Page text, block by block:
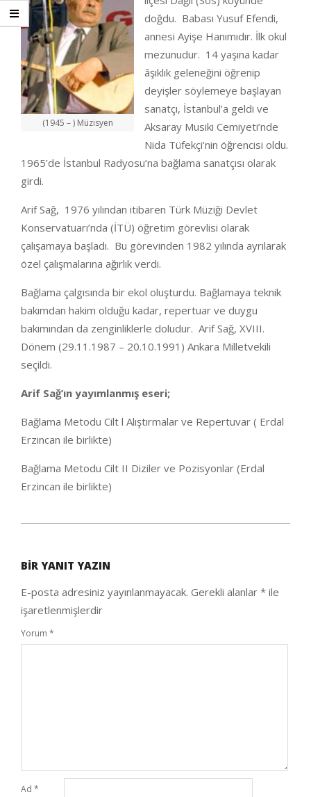
(1945 – ) Müzisyen
doğdu. Babası Yusuf Efendi,
annesi Ayişe Hanımıdır. İlk okul
mezunudur. 14 yaşına kadar
âşıklık geleneğini öğrenip
deyişler söylemeye başlayan
sanatçı, İstanbul’a geldi ve
Aksaray Musiki Cemiyeti’nde
Nida Tüfekçi’nin öğrencisi oldu.
1965’de İstanbul Radyosu’na bağlama sanatçısı olarak
girdi.
Arif Sağ, 1976 yılından itibaren Türk Müziği Devlet
Konservatuarı’nda (İTÜ) öğretim görevlisi olarak
çalışamaya başladı. Bu görevinden 1982 yılında ayrılarak
özel çalışmalarına ağırlık verdi.
Bağlama çalgısında bir ekol oluşturdu. Bağlamaya teknik
bakımdan hakim olduğu kadar, repertuar ve duygu
bakımından da zenginliklerle doludur. Arif Sağ, XVIII.
Dönem (29.11.1987 – 20.10.1991) Ankara Milletvekili
seçildi.
Arif Sağ’ın yayımlanmış eseri;
Bağlama Metodu Cilt l Alıştırmalar ve Repertuvar ( Erdal
Erzincan ile birlikte)
Bağlama Metodu Cilt II Diziler ve Pozisyonlar (Erdal
Erzincan ile birlikte)
05
BIR YANIT YAZIN
E-posta adresiniz yayınlanmayacak. Gerekli alanlar * ile
işaretlenmişlerdir
Yorum *
Ad *